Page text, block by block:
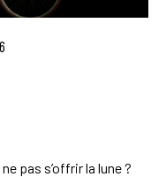
pas s’offrir la lune ?